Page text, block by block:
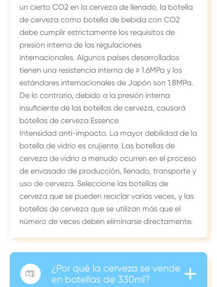
un cierto CO2 en la cerveza de llenado, la botella
de cerveza como botella de bebida con CO2
debe cumplir estrictamente los requisitos de
presión interna de las regulaciones
internacionales. Algunos países desarrollados
tienen una resistencia interna de ≥ 1.6MPa y los
estándares internacionales de Japón son 1.8MPa.
De lo contrario, debido a la presión interna
insuficiente de las botellas de cerveza, causará
botellas de cerveza Essence
Intensidad anti-impacto. La mayor debilidad de la
botella de vidrio es crujiente. Las botellas de
cerveza de vidrio a menudo ocurren en el proceso
de envasado de producción, llenado, transporte y
uso de cerveza. Seleccione las botellas de
cerveza que se pueden reciclar varias veces, y las
botellas de cerveza que se utilizan más que el
número de veces deben eliminarse directamente.

¿Por qué la cerveza se vende
en botellas de 330ml?
+